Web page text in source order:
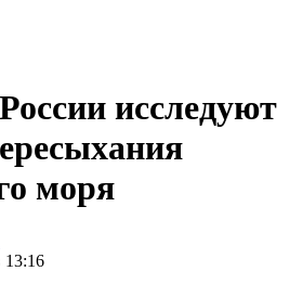
исследуют
моря
13:16